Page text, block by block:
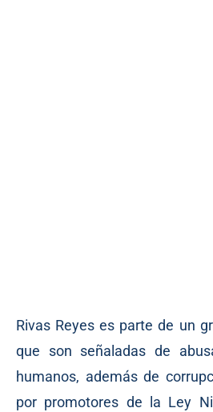
Rivas Reyes es parte de un
que son señaladas de
humanos, además de
por promotores de la Ley